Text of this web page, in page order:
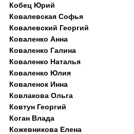
Кобец Юрий
Ковалевская Софья
Ковалевский Георгий
Коваленко Анна
Коваленко Галина
Коваленко Наталья
Коваленко Юлия
Коваленок Инна
Ковлакова Ольга
Ковтун Георгий
Коган Влада
Кожевникова Елена